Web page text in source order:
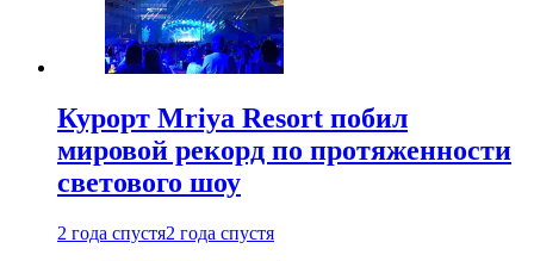
Курорт Mriya Resort побил
мировой рекорд по протяженности
светового шоу
2 года спустя2 года спустя